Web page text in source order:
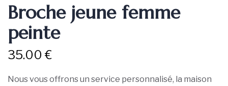
Broche jeune femme
peinte
35.00 €
Nous vous offrons un service personnalisé, la maison